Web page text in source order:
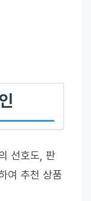
선호도, 판
여 추천 상품